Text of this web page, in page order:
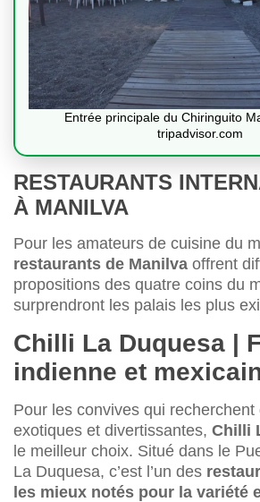
Entrée principale du Chiringuito
tripadvisor.com
RESTAURANTS
À MANILVA
Pour les amateurs de cuisine du
restaurants de Manilva offrent
propositions des quatre coins du
surprendront les palais les plus
Chilli La Duquesa |
indienne et
Pour les convives qui recherchent
exotiques et divertissantes, Chilli
le meilleur choix. Situé dans le
La Duquesa, c’est l’un des
les mieux notés pour la variété